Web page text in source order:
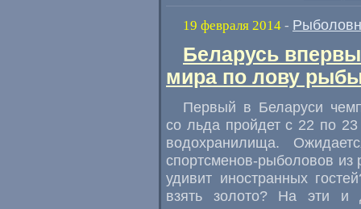
19 февраля 2014 -
Беларусь
мира по лову
Первый в Беларуси
со льда пройдет с 22 по
водохранилища.
спортсменов-рыболовов из
удивит иностранных
взять золото? На эти и